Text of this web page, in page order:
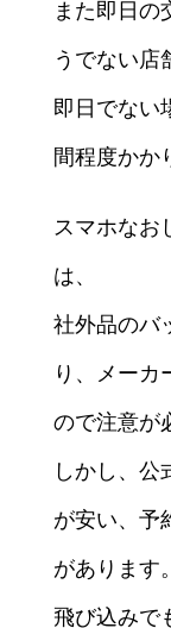
また即日の
うでない店
即日でない
間程度かか
スマホなお
は、
社外品のバ
り、メーカ
ので注意が
しかし、公
が安い、予
があります。
飛び込みで